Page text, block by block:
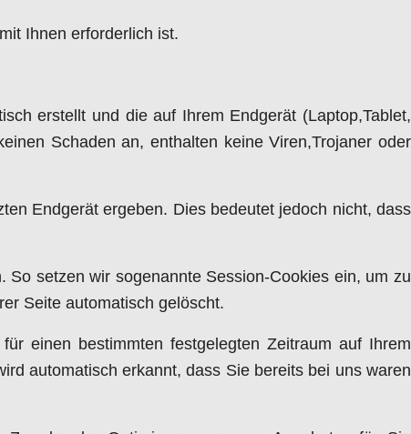
Ihnen erforderlich ist.
erstellt und die auf Ihrem Endgerät (Laptop,Tablet,
Schaden an, enthalten keine Viren,Trojaner oder
Endgerät ergeben. Dies bedeutet jedoch nicht, dass
setzen wir sogenannte Session-Cookies ein, um zu
Seite automatisch gelöscht.
einen bestimmten festgelegten Zeitraum auf Ihrem
automatisch erkannt, dass Sie bereits bei uns waren